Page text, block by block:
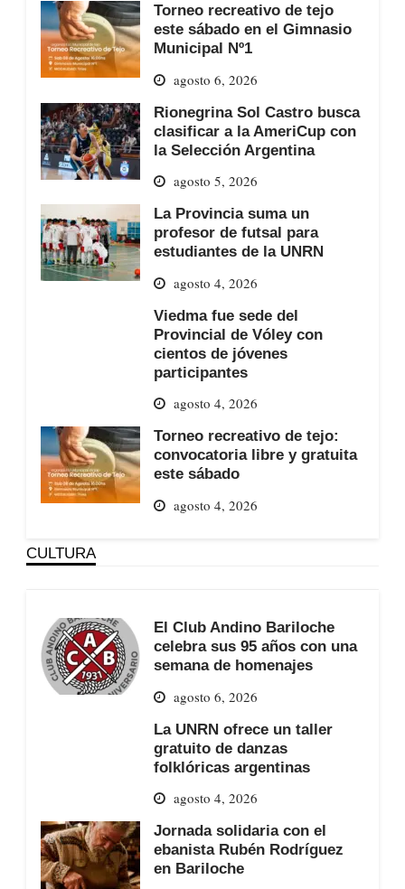
Torneo recreativo de tejo
este sábado en el Gimnasio
Municipal Nº1
agosto 6, 2026
Rionegrina Sol Castro busca
clasificar a la AmeriCup con
la Selección Argentina
agosto 5, 2026
La Provincia suma un
profesor de futsal para
estudiantes de la UNRN
agosto 4, 2026
Viedma fue sede del
Provincial de Vóley con
cientos de jóvenes
participantes
agosto 4, 2026
Torneo recreativo de tejo:
convocatoria libre y gratuita
este sábado
agosto 4, 2026
CULTURA
El Club Andino Bariloche
celebra sus 95 años con una
semana de homenajes
agosto 6, 2026
La UNRN ofrece un taller
gratuito de danzas
folklóricas argentinas
agosto 4, 2026
Jornada solidaria con el
ebanista Rubén Rodríguez
en Bariloche